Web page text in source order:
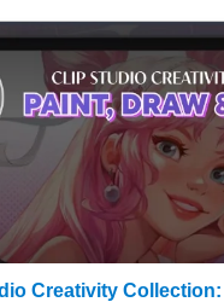
Creativity Collection: